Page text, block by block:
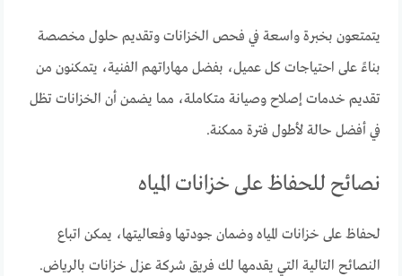
يتمتعون بخبرة واسعة في فحص الخزانات وتقديم حلول مخصصة
بناءً على احتياجات كل عميل، بفضل مهاراتهم الفنية، يتمكنون من
تقديم خدمات إصلاح وصيانة متكاملة، مما يضمن أن الخزانات تظل
في أفضل حالة لأطول فترة ممكنة.
نصائح للحفاظ على خزانات المياه
لحفاظ على خزانات المياه وضمان جودتها وفعاليتها، يمكن اتباع
النصائح التالية التي يقدمها لك فريق شركة عزل خزانات بالرياض.